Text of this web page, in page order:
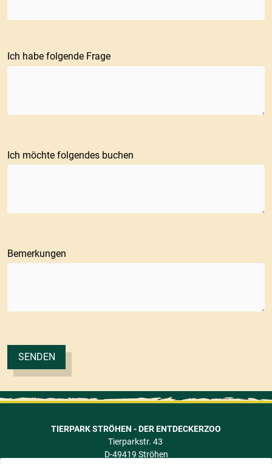
Ich habe folgende Frage
Ich möchte folgendes buchen
Bemerkungen
SENDEN
TIERPARK STRÖHEN - DER ENTDECKERZOO
Tierparkstr. 43
D-49419 Ströhen